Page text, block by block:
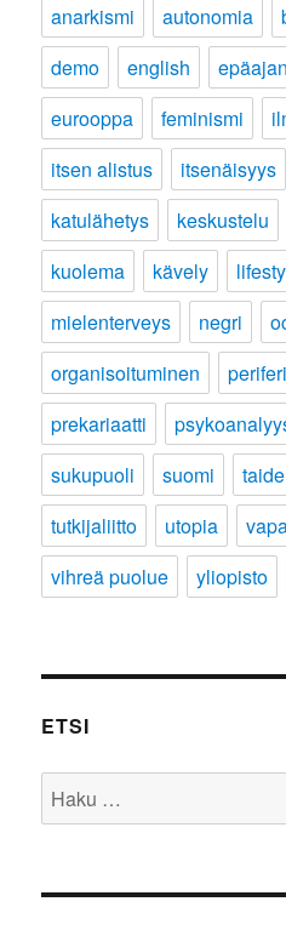
anarkismi
autonomia
demo
english
eurooppa
feminismi
itsen alistus
itsenäisyys
katulähetys
keskustelu
kuolema
kävely
mielenterveys
negri
organisoituminen
prekariaatti
sukupuoli
suomi taide
tutkijaliitto
utopia
vihreä puolue
yliopisto
ETSI
Etsi: